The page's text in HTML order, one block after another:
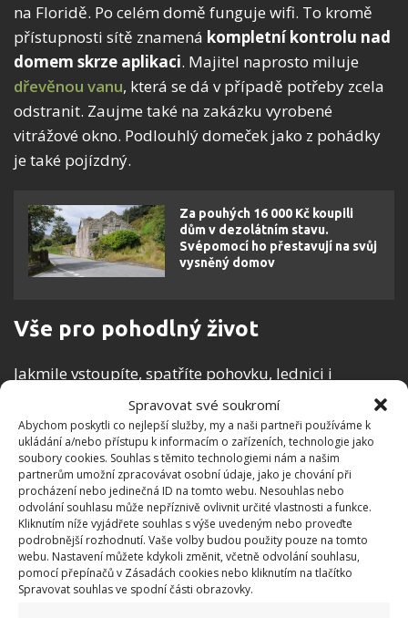
Spravovat své soukromí
Abychom poskytli co nejlepší služby, my a naši partneři používáme k
ukládání a/nebo přístupu k informacím o zařízeních, technologie jako
soubory cookies. Souhlas s těmito technologiemi nám a našim
partnerům umožní zpracovávat osobní údaje, jako je chování při
procházení nebo jedinečná ID na tomto webu. Nesouhlas nebo
odvolání souhlasu může nepříznivě ovlivnit určité vlastnosti a funkce.
Kliknutím níže vyjádřete souhlas s výše uvedeným nebo proveďte
podrobnější rozhodnutí. Vaše volby budou použity pouze na tomto
webu. Nastavení můžete kdykoli změnit, včetně odvolání souhlasu,
pomocí přepínačů v Zásadách cookies nebo kliknutím na tlačítko
Spravovat souhlas ve spodní části obrazovky.
na Floridě. Po celém domě funguje wifi. To kromě
přístupnosti sítě znamená kompletní kontrolu nad
domem skrze aplikaci. Majitel naprosto miluje
dřevěnou vanu, která se dá v případě potřeby zcela
odstranit. Zaujme také na zakázku vyrobené
vitrážové okno. Podlouhlý domeček jako z pohádky
je také pojízdný.
Za pouhých 16 000 Kč koupili
dům v dezolátním stavu.
Svépomocí ho přestavují na svůj
vysněný domov
Vše pro pohodlný život
Jakmile vstoupíte, spatříte pohovku, lednici i
kuchyni, rovněž udělanou na zakázku. Výborným
řešením je dřevěné víko sporáku, které slouží jako
další pracovní deska. Není tu nic zbytečného a cokoli
se dá použít více způsoby.Modulární stavebnictví
ale už není jen doménou jednotlivcůnebo rodin.
Chytl se ho i veřejný prostor, což je vidět čím dál tím
víc.TVBydleníto ukazuje na příkladu letiště v
Senegalu, bytovém domě v Paříži nebo přístavbě
nemocnice v Karviné.